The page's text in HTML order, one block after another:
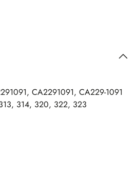
CA2291091, CA229-1091
314, 320, 322, 323